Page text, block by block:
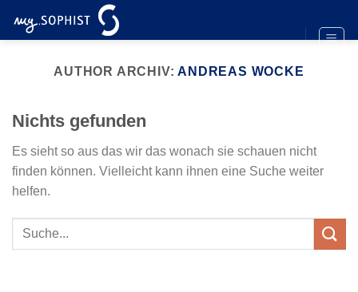
Inhalt
AUTHOR ARCHIV:ANDREAS WOCKE
Nichts gefunden
Es sieht so aus das wir das wonach sie schauen nicht
finden können. Vielleicht kann ihnen eine Suche weiter
helfen.